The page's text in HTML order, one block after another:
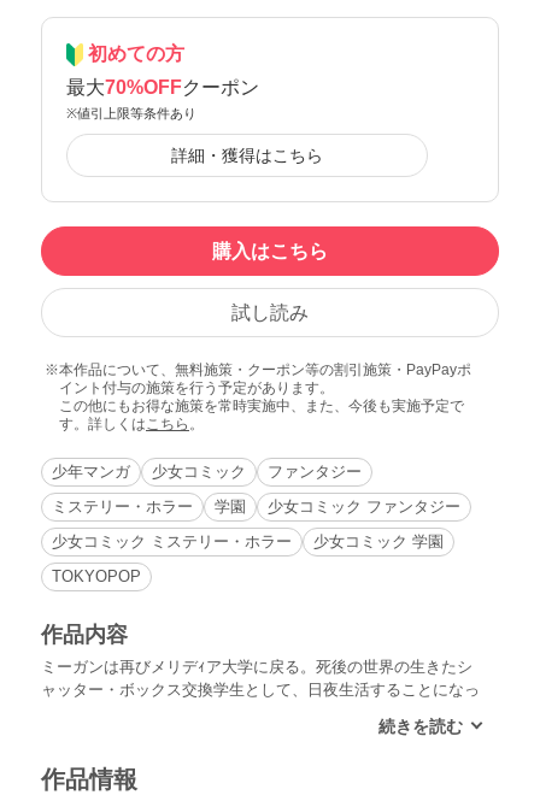
初めての方
最大70%OFFクーポン
※値引上限等条件あり
詳細・獲得はこちら
購入はこちら
試し読み
本作品について、無料施策・クーポン等の割引施策・PayPayポ
イント付与の施策を行う予定があります。
この他にもお得な施策を常時実施中、また、今後も実施予定で
す。詳しくはこちら 。
少年マンガ 少女コミック
ファンタジー
ミステリー・ホラー
学園
少女コミック ファンタジー
少女コミック ミステリー・ホラー
少女コミック 学園
TOKYOPOP
作品内容
ミーガンは再びメリデｨア大学に戻る。死後の世界の生きたシ
ャッター・ボックス交換学生として、日夜生活することになっ
ートしたとき、デインが彼女を退学させようとしていることが
では、退学は恐ろしく高い代償を払うことを意味するのだ。
作品情報